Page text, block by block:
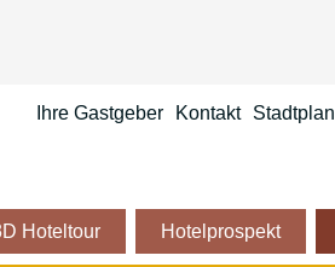
Ihre Gastgeber Kontakt Stadtplan
Hoteltour Hotelprospekt